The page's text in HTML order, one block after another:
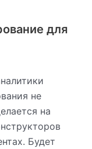
для
не
на
Будет